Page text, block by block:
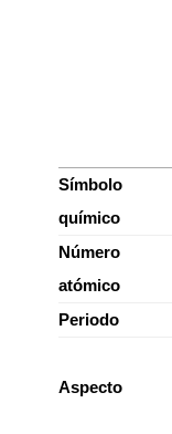
Símbolo
químico
Número
atómico
Periodo
Aspecto